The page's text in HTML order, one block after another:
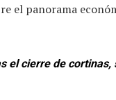
el panorama
el cierre de cortinas,